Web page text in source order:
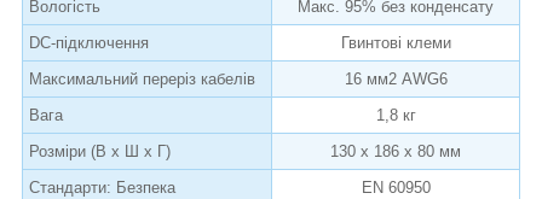
Вологість
Макс. 95% без конденсату
DC-підключення
Гвинтові клеми
Максимальний переріз кабелів
16 мм2 AWG6
Вага
1,8 кг
Розміри (В x Ш x Г)
130 x 186 x 80 мм
Стандарти: Безпека
EN 60950